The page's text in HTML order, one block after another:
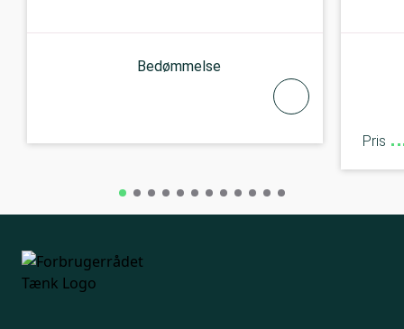
Bedømmelse
Pris